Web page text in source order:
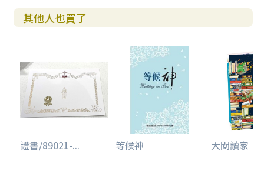
其他人也買了
證書/89021-... 等候神 大閱讀家